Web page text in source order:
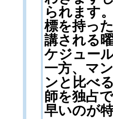
られます
標を持っ
講される
ケジュー
一方、マ
ンと比べ
師を独占
早いのが